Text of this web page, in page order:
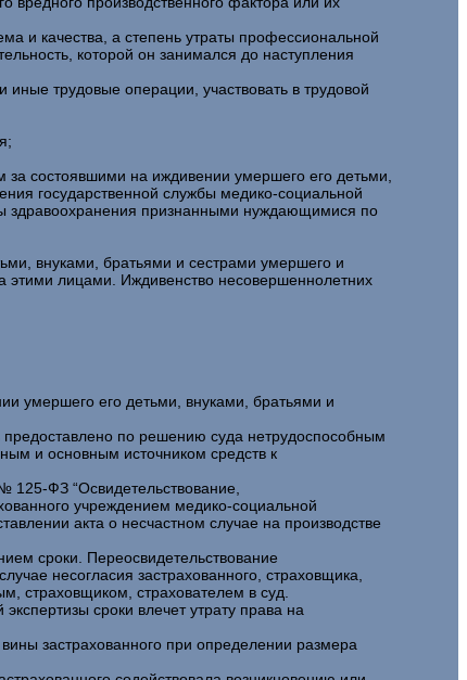
и качества, а степень утраты профессиональной
которой он занимался до наступления
трудовые операции, участвовать в трудовой
за состоявшими на иждивении умершего его детьми,
государственной службы медико-социальной
здравоохранения признанными нуждающимися по
внуками, братьями и сестрами умершего и
этими лицами. Иждивенство несовершеннолетних
умершего его детьми, внуками, братьями и
предоставлено по решению суда нетрудоспособным
и основным источником средств к
125-ФЗ “Освидетельствование,
учреждением медико-социальной
акта о несчастном случае на производстве
сроки. Переосвидетельствование
несогласия застрахованного, страховщика,
страховщиком, страхователем в суд.
сроки влечет утрату права на
застрахованного при определении размера